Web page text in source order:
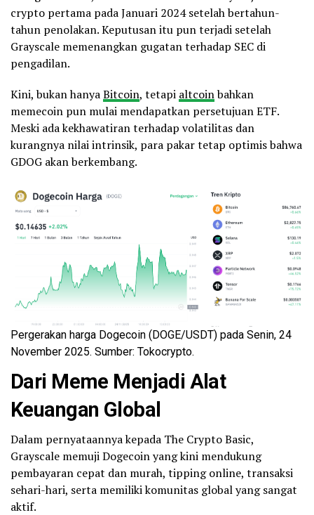
crypto pertama pada Januari 2024 setelah bertahun-
tahun penolakan. Keputusan itu pun terjadi setelah
Grayscale memenangkan gugatan terhadap SEC di
pengadilan.
Kini, bukan hanyaBitcoin, tetapi altcoinbahkan
memecoin pun mulai mendapatkan persetujuan ETF.
Meski ada kekhawatiran terhadap volatilitas dan
kurangnya nilai intrinsik, para pakar tetap optimis bahwa
GDOG akan berkembang.
Pergerakan harga Dogecoin (DOGE/USDT) pada Senin, 24
November 2025. Sumber: Tokocrypto.
Dari Meme Menjadi Alat
Keuangan Global
Dalam pernyataannya kepada The Crypto Basic,
Grayscale memuji Dogecoin yang kini mendukung
pembayaran cepat dan murah, tipping online, transaksi
sehari-hari, serta memiliki komunitas global yang sangat
aktif.